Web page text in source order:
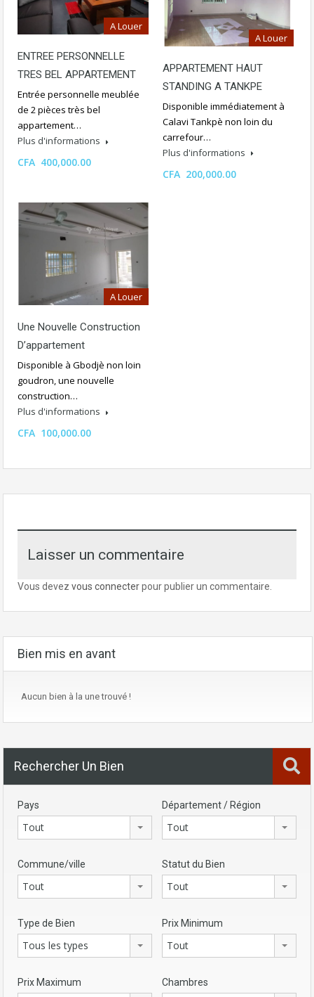
A Louer
ENTREE PERSONNELLE
TRES BEL APPARTEMENT
Entrée personnelle meublée
de 2 pièces très bel
appartement…
Plus d'informations
CFA 400,000.00
A Louer
APPARTEMENT HAUT
STANDING A TANKPE
Disponible immédiatement à
Calavi Tankpè non loin du
carrefour…
Plus d'informations
CFA 200,000.00
A Louer
Une Nouvelle Construction
D’appartement
Disponible à Gbodjè non loin
goudron, une nouvelle
construction…
Plus d'informations
CFA 100,000.00
Laisser un commentaire
Vous devez vous connecterpour publier un commentaire.
Bien mis en avant
Aucun bien à la une trouvé !
Rechercher Un Bien
Pays
Tout
Département / Région
Tout
Commune/ville
Tout
Statut du Bien
Tout
Type de Bien
Tous les types
Prix Minimum
Tout
Prix Maximum Chambres